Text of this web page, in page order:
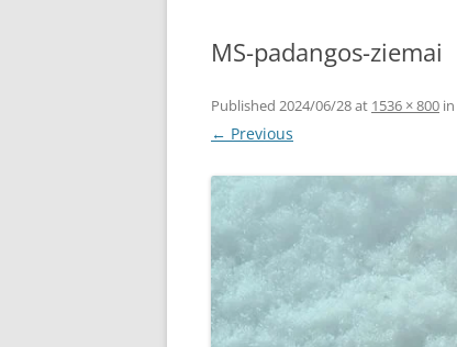
MS-padangos-ziemai
Published 2024/06/28at 1536 × 800 in
← Previous